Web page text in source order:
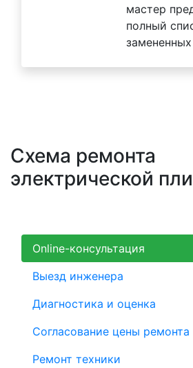
мастер
полный
Схема ремонта
электрической
Online-консультация
Выезд инженера
Диагностика и оценка
Согласование цены ремонта
Ремонт техники